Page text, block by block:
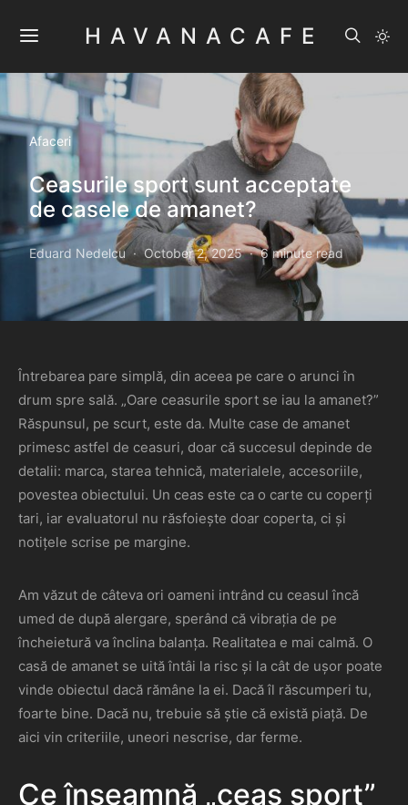
HAVANACAFE
Afaceri
Ceasurile sport sunt acceptate
de casele de amanet?
Eduard Nedelcu October 2, 2025 6 minute read
Întrebarea pare simplă, din aceea pe care o arunci în
drum spre sală. „Oare ceasurile sport se iau la amanet?”
Răspunsul, pe scurt, este da. Multe case de amanet
primesc astfel de ceasuri, doar că succesul depinde de
detalii: marca, starea tehnică, materialele, accesoriile,
povestea obiectului. Un ceas este ca o carte cu coperți
tari, iar evaluatorul nu răsfoiește doar coperta, ci și
notițele scrise pe margine.
Am văzut de câteva ori oameni intrând cu ceasul încă
umed de după alergare, sperând că vibrația de pe
încheietură va înclina balanța. Realitatea e mai calmă. O
casă de amanet se uită întâi la risc și la cât de ușor poate
vinde obiectul dacă rămâne la ei. Dacă îl răscumperi tu,
foarte bine. Dacă nu, trebuie să știe că există piață. De
aici vin criteriile, uneori nescrise, dar ferme.
Ce înseamnă „ceas sport”